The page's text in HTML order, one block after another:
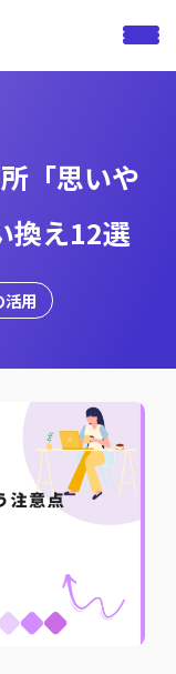
「思いや
換え12選
活用